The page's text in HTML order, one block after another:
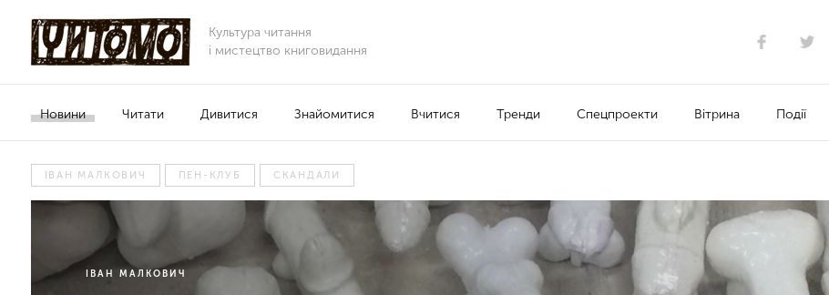
Культура читання
і мистецтво книговидання
Новини Читати Дивитися Знайомитися Вчитися Тренди Спецпроекти Вітрина Події
ІВАН МАЛКОВИЧ ПЕН-КЛУБ СКАНДАЛИ
ІВАН МАЛКОВИЧ